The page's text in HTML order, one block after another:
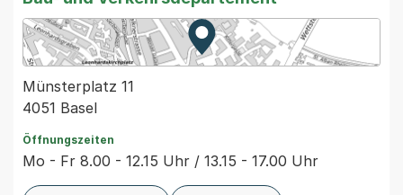
Zur Karte von MapBS.
Externer Link, wird in einem
Münsterplatz 11
4051 Basel
Öffnungszeiten
Mo - Fr 8.00 - 12.15 Uhr / 13.15 - 17.00 Uhr